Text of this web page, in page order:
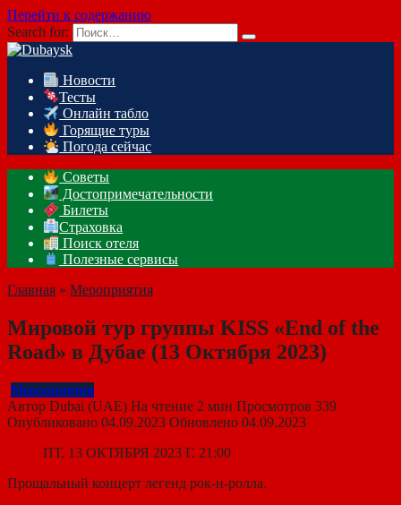
Перейти к содержанию
Search for:
Новости
Тесты
Онлайн табло
Горящие туры
Погода сейчас
Советы
Достопримечательности
Билеты
Страховка
Поиск отеля
Полезные сервисы
Главная » Мероприятия
Мировой тур группы KISS «End of the
Road» в Дубае (13 Октября 2023)
Мероприятия
Автор Dubai (UAE) На чтение 2 мин Просмотров 339
Опубликовано 04.09.2023 Обновлено 04.09.2023
ПТ, 13 ОКТЯБРЯ 2023 Г. 21:00
Прощальный концерт легенд рок-н-ролла.